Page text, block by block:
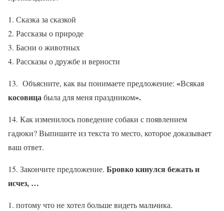
Сказка за сказкой
Рассказы о природе
Басни о животных
Рассказы о дружбе и верности
13. Объясните, как вы понимаете предложение: «Всякая
косовицабыла для меня праздником».
14. Как изменилось поведение собаки с появлением
гадюки? Выпишите из текста то место, которое доказывает
ваш ответ.
15. Закончите предложение. Бровко кинулся бежать и
исчез, …
потому что не хотел больше видеть мальчика.